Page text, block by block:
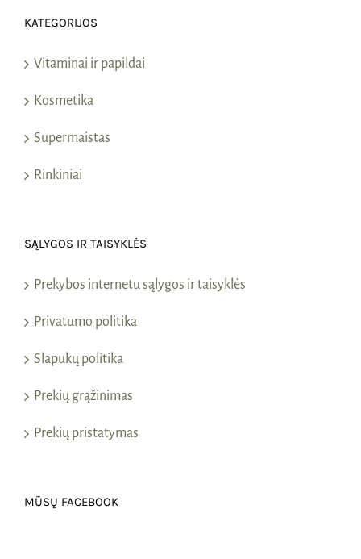
KATEGORIJOS
Vitaminai ir papildai
Kosmetika
Supermaistas
Rinkiniai
SĄLYGOS IR TAISYKLĖS
Prekybos internetu sąlygos ir taisyklės
Privatumo politika
Slapukų politika
Prekių grąžinimas
Prekių pristatymas
MŪSŲ FACEBOOK